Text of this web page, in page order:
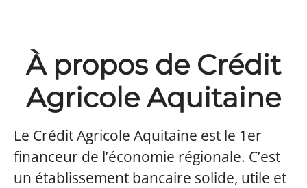
À propos de Crédit
Agricole Aquitaine
Le Crédit Agricole Aquitaine est le 1er
financeur de l’économie régionale. C’est
un établissement bancaire solide, utile et